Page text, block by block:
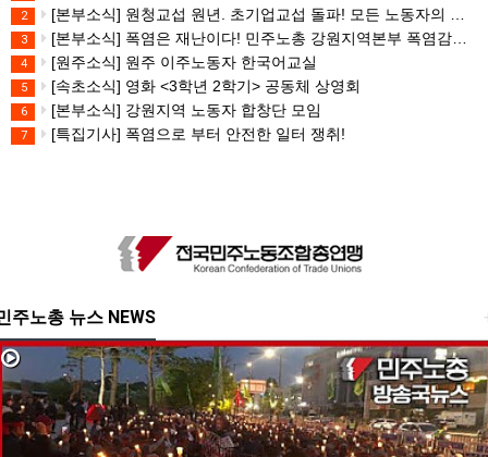
2 [본부소식] 원청교섭 원년. 초기업교섭 돌파! 모든 노동자의 노동기본권 쟁취! 민주노총 7.15 총파업대회
3 [본부소식] 폭염은 재난이다! 민주노총 강원지역본부 폭염감시단 선포 기자회견
4 [원주소식] 원주 이주노동자 한국어교실
5 [속초소식] 영화 <3학년 2학기> 공동체 상영회
6 [본부소식] 강원지역 노동자 합창단 모임
7 [특집기사] 폭염으로 부터 안전한 일터 쟁취!
주노총 뉴스 NEWS